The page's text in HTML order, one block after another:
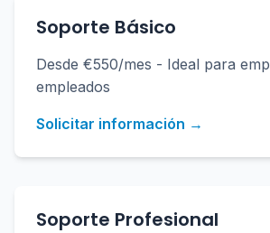
Soporte Básico
Desde €550/mes - Ideal para
empleados
Solicitar información →
Soporte Profesional